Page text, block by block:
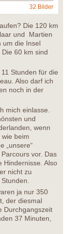
32 Bilder
Die 120 km
und Martien
um die Insel
60 km sind
Stunden für die
Also darf ich
noch in der
mich einlasse.
und
wenn
beim
„unsere“
vor. Das
Hindernisse. Also
nicht zu
ja nur 350
der diesmal
Durchgangszeit
37 Minuten,